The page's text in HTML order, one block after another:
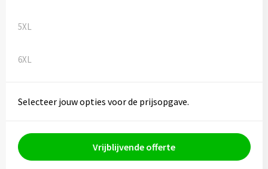
5XL
6XL
Selecteer jouw opties voor de prijsopgave.
Vrijblijvende offerte